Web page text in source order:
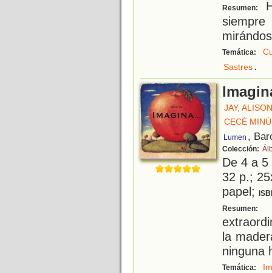
Resumen:
Temática:
Sastres.
JAY, ALISON
CECÉ
Lumen ,
Colección:
De 4 a
32 p.;
papel;
Resumen:
la
ninguna
Temática: